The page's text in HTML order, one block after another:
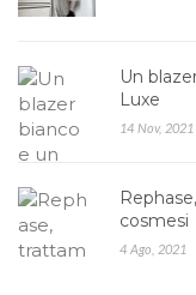
Un
Luxe
14 Nov, 2021
cosmesi
4 Ago, 2021